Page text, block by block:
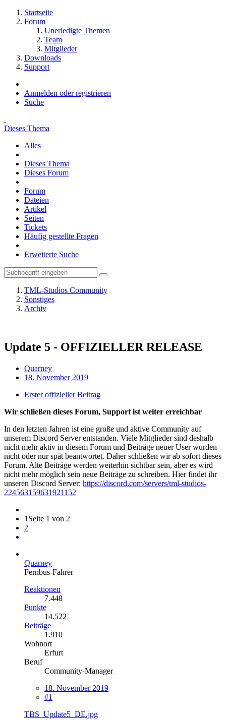
Startseite
Forum
Unerledigte Themen
Team
Mitglieder
Downloads
Support
Anmelden oder registrieren
Suche
Dieses Thema
Alles
Dieses Thema
Dieses Forum
Forum
Dateien
Artikel
Seiten
Tickets
Häufig gestellte Fragen
Erweiterte Suche
TML-Studios Community
Sonstiges
Archiv
Update 5 - OFFIZIELLER RELEASE
Quarney
18. November 2019
Erster offizieller Beitrag
Wir schließen dieses Forum, Support ist weiter erreichbar
In den letzten Jahren ist eine große und aktive Community auf
unserem Discord Server entstanden. Viele Mitglieder sind deshalb
nicht mehr aktiv in diesem Forum und Beiträge neuer User wurden
nicht oder nur spät beantwortet. Daher schließen wir ab sofort dieses
Forum. Alte Beiträge werden weiterhin sichtbar sein, aber es wird
nicht mehr möglich sein neue Beiträge zu schreiben. Hier findet ihr
unseren Discord Server: https://discord.com/servers/tml-studios-
224563159631921152
1 Seite 1 von 2
2
Quarney
Fernbus-Fahrer
Reaktionen
7.448
Punkte
14.522
Beiträge
1.910
Wohnort
Erfurt
Beruf
Community-Manager
18. November 2019
#1
TBS_Update5_DE.jpg